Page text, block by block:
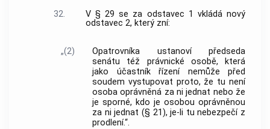
32.
V § 29 se za odstavec 1 vkládá nový
odstavec 2, který zní:
„(2)
Opatrovníka ustanoví předseda
senátu též právnické osobě, která
jako účastník řízení nemůže před
soudem vystupovat proto, že tu není
osoba oprávněná za ni jednat nebo že
je sporné, kdo je osobou oprávněnou
za ni jednat (§ 21), je-li tu nebezpečí z
prodlení.“.